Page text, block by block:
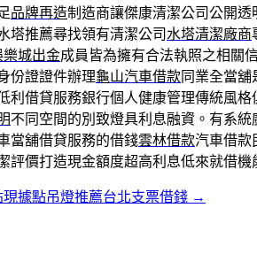
品牌再造制造商讓傑康清潔公司公開
塔推薦尋找領有清潔公司 水塔清潔廠商
樂城出金成員皆為擁有合法執照之相關
份證證件辦理龜山汽車借款同業全當
利借貸服務銀行個人健康管理傳統風格
不同空間的別致燈具利息融資。有系
當舖借貸服務的借錢雲林借款汽車借款
評價打造現金額度超高利息低來就借機
據點吊燈推薦台北支票借錢 →